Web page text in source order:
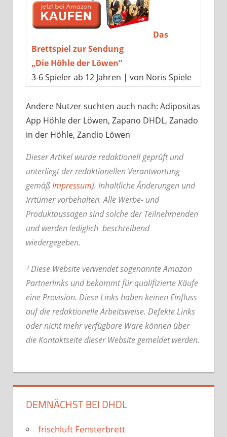
Das
Brettspiel zur Sendung
„Die Höhle der Löwen“
3-6 Spieler ab 12 Jahren | von Noris Spiele
Andere Nutzer suchten auch nach: Adipositas
App Höhle der Löwen, Zapano DHDL, Zanado
in der Höhle, Zandio Löwen
Dieser Artikel wurde redaktionell geprüft und
unterliegt der redaktionellen Verantwortung
gemäßImpressum). Inhaltliche Änderungen und
Irrtümer vorbehalten. Alle Werbe- und
Produktaussagen sind solche der Teilnehmenden
und werden lediglich beschreibend
wiedergegeben.
² Diese Website verwendet sogenannte Amazon
Partnerlinks und bekommt für qualifizierte Käufe
eine Provision. Diese Links haben keinen Einfluss
auf die redaktionelle Arbeitsweise. Defekte Links
oder nicht mehr verfügbare Ware können über
die Kontaktseite dieser Website gemeldet werden.
DEMNÄCHST BEI DHDL
frischluft Fensterbrett